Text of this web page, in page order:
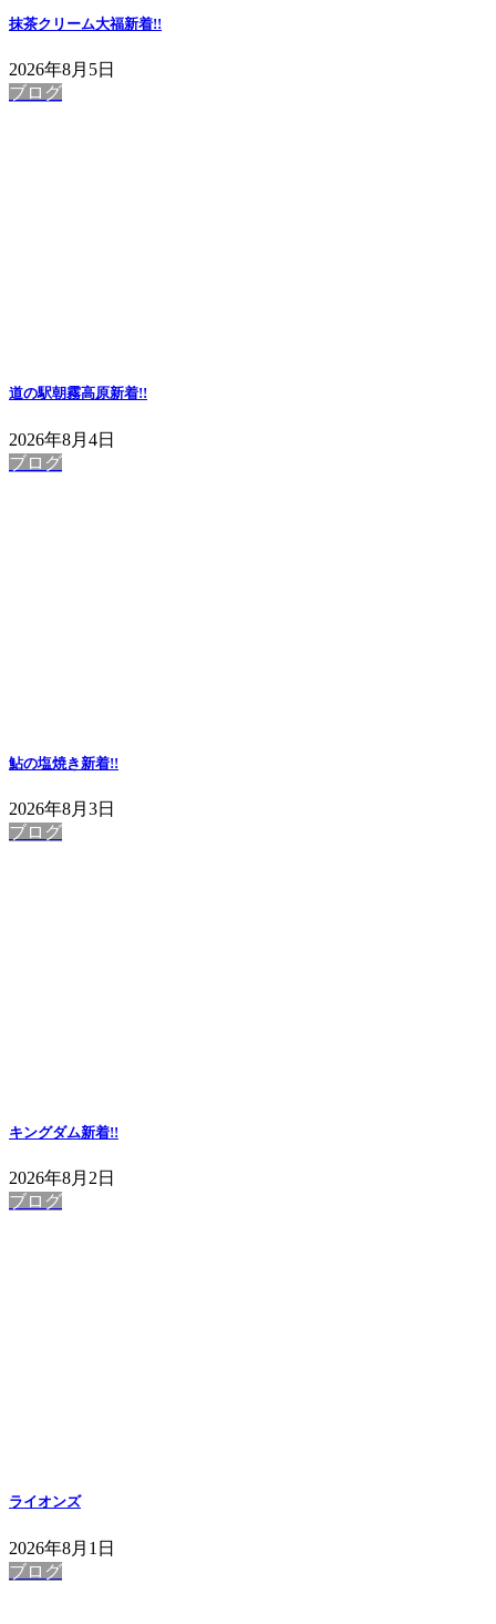
抹茶クリーム大福新着!!
2026年8月5日
ブログ
道の駅朝霧高原新着!!
2026年8月4日
ブログ
鮎の塩焼き新着!!
2026年8月3日
ブログ
キングダム新着!!
2026年8月2日
ブログ
ライオンズ
2026年8月1日
ブログ